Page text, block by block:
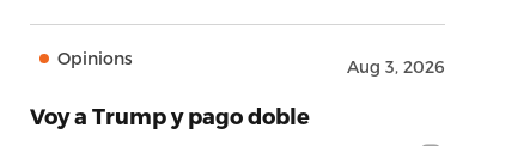
Opinions Aug 3, 2026
Voy a Trump y pago doble